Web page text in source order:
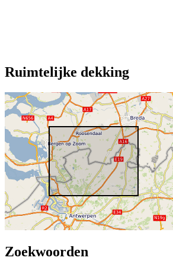
Ruimtelijke dekking
Zoekwoorden